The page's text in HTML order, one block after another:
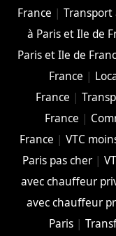
France |Transport
à Paris et Ile de
Paris et Ile de
France |
France |
France |
France |VTC
Paris pas cher |
avec chauffeur
avec chauffeur
Paris|